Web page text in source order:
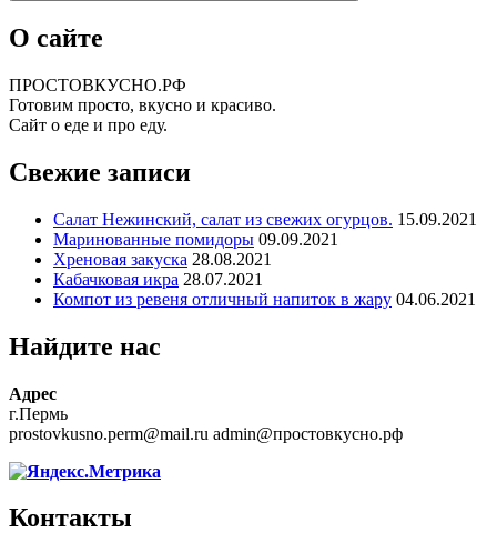
О сайте
ПРОСТОВКУСНО.РФ
Готовим просто, вкусно и красиво.
Сайт о еде и про еду.
Свежие записи
Салат Нежинский, салат из свежих огурцов. 15.09.2021
Маринованные помидоры 09.09.2021
Хреновая закуска 28.08.2021
Кабачковая икра 28.07.2021
Компот из ревеня отличный напиток в жару 04.06.2021
Найдите нас
Адрес
г.Пермь
prostovkusno.perm@mail.ru admin@простовкусно.рф
Контакты